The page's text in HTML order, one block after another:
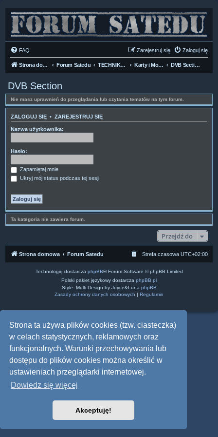
Strona ta używa plików cookies (tzw. ciasteczka)
w celach statystycznych, reklamowych oraz
funkcjonalnych. Warunki przechowywania lub
dostępu do plików cookies można określić w
ustawieniach przeglądarki internetowej.
Dowiedz się więcej
Akceptuję!
FAQ Zaloguj się
Zarejestruj się
Strona domowa Forum Satedu TECHNIKA SAT Karty i Moduły dostępu CI DVB Section
DVB Section
Nie masz uprawnień do przeglądania lub czytania tematów na tym forum.
ZALOGUJ SIĘ • ZAREJESTRUJ SIĘ
Nazwa użytkownika:
Hasło:
Zapamiętaj mnie
Ukryj mój status podczas tej sesji
Ta kategoria nie zawiera forum.
Przejdź do
Strona domowa Forum Satedu Strefa czasowa UTC+02:00
Technologię dostarcza phpBB® Forum Software © phpBB Limited
Polski pakiet językowy dostarcza phpBB.pl
Style: Multi Design by Joyce&Luna phpBB
Zasady ochrony danych osobowych | Regulamin